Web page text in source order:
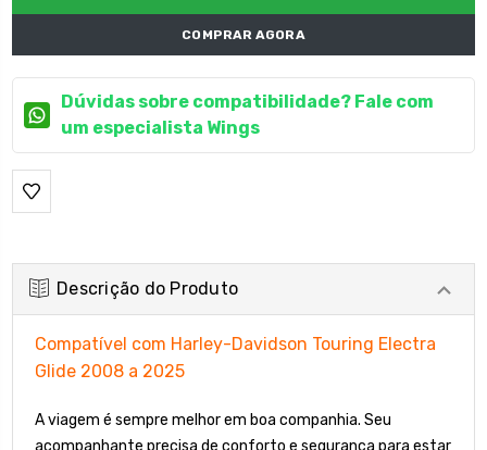
COMPRAR AGORA
Dúvidas sobre compatibilidade? Fale com
um especialista Wings
Descrição do Produto
Compatível com Harley-Davidson Touring Electra
Glide 2008 a 2025
A viagem é sempre melhor em boa companhia. Seu
acompanhante precisa de conforto e segurança para estar